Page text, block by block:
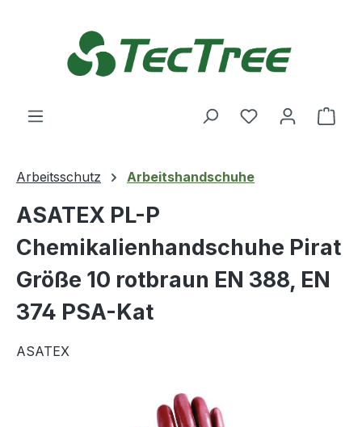
Du hast 0
Arbeitsschutz Arbeitshandschuhe
ASATEX PL-P
Chemikalienhandschuhe Pirat
Größe 10 rotbraun EN 388, EN
374 PSA-Kat
ASATEX
Bildergalerie überspringen